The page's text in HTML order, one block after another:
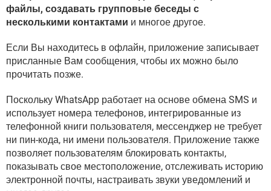
файлы, создавать групповые беседы с
несколькими контактами и многое другое.
Если Вы находитесь в офлайн, приложение записывает
присланные Вам сообщения, чтобы их можно было
прочитать позже.
Поскольку WhatsApp работает на основе обмена SMS и
использует номера телефонов, интегрированные из
телефонной книги пользователя, мессенджер не требует
ни пин-кода, ни имени пользователя. Приложение также
позволяет пользователям блокировать контакты,
показывать свое местоположение, отслеживать историю
электронной почты, настраивать звуки уведомлений и